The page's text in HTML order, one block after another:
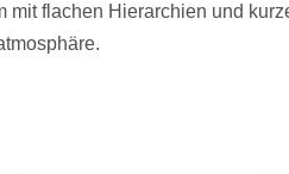
mit flachen Hierarchien und